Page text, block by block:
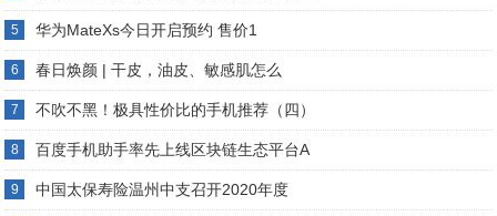
5 华为MateXs今日开启预约 售价1
6 春日焕颜 | 干皮，油皮、敏感肌怎么
7 不吹不黑！极具性价比的手机推荐（四）
8 百度手机助手率先上线区块链生态平台A
9 中国太保寿险温州中支召开2020年度